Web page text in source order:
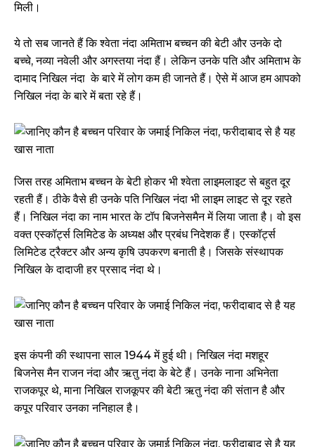
मिली।
ये तो सब जानते हैं कि श्वेता नंदा अमिताभ बच्चन की बेटी और उनके दो
बच्चे, नव्या नवेली और अगस्तया नंदा हैं। लेकिन उनके पति और अमिताभ के
दामाद निखिल नंदा के बारे में लोग कम ही जानते हैं। ऐसे में आज हम आपको
निखिल नंदा के बारे में बता रहे हैं।
जिस तरह अमिताभ बच्चन के बेटी होकर भी श्वेता लाइमलाइट से बहुत दूर
रहती हैं। ठीके वैसे ही उनके पति निखिल नंदा भी लाइम लाइट से दूर रहते
हैं। निखिल नंदा का नाम भारत के टॉप बिजनेसमैन में लिया जाता है। वो इस
वक्त एस्कॉर्ट्स लिमिटेड के अध्यक्ष और प्रबंध निदेशक हैं। एस्कॉर्ट्स
लिमिटेड ट्रैक्टर और अन्य कृषि उपकरण बनाती है। जिसके संस्थापक
निखिल के दादाजी हर प्रसाद नंदा थे।
इस कंपनी की स्थापना साल 1944 में हुई थी। निखिल नंदा मशहूर
बिजनेस मैन राजन नंदा और ऋतु नंदा के बेटे हैं। उनके नाना अभिनेता
राजकपूर थे, माना निखिल राजकूपर की बेटी ऋतु नंदा की संतान है और
कपूर परिवार उनका ननिहाल है।